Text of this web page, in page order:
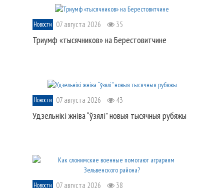
Новости 07 августа 2026 35
Триумф «тысячников» на Берестовитчине
Новости 07 августа 2026 43
Удзельнікі жніва “ўзялі” новыя тысячныя рубяжы
Новости 07 августа 2026 38